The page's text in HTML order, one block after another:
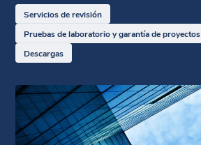
Servicios de revisión
Pruebas de laboratorio y garantía de proyectos
Descargas